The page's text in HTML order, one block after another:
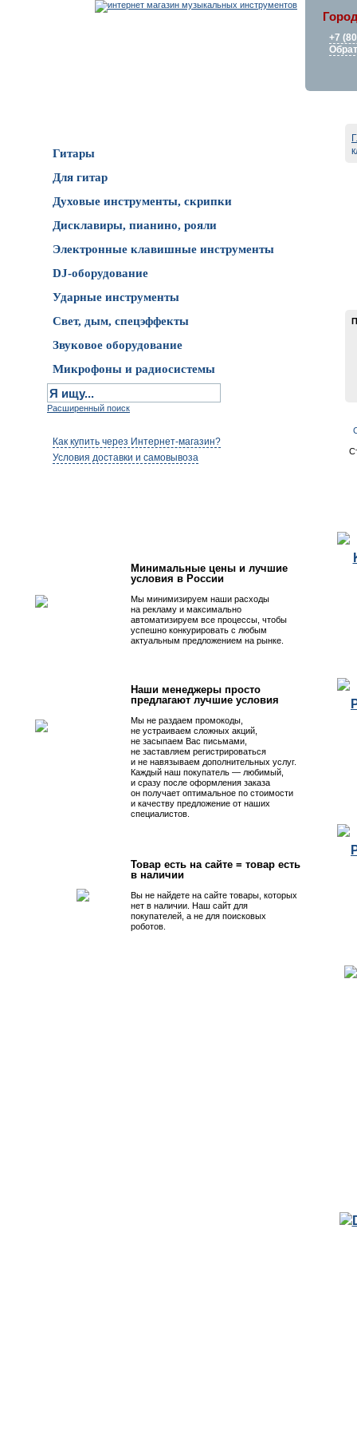
+7
Гитары
Для гитар
Духовые инструменты, скрипки
Дисклавиры, пианино, рояли
Электронные клавишные инструменты
DJ-оборудование
Ударные инструменты
Свет, дым, спецэффекты
Звуковое оборудование
Микрофоны и радиосистемы
Расширенный поиск
Как купить через Интернет-магазин?
Условия доставки и самовывоза
Минимальные цены и лучшие
условия в России
Мы минимизируем наши расходы
на рекламу и максимально
автоматизируем все процессы, чтобы
успешно конкурировать с любым
актуальным предложением на рынке.
Наши менеджеры просто
предлагают лучшие условия
Мы не раздаем промокоды,
не устраиваем сложных акций,
не засыпаем Вас письмами,
не заставляем регистрироваться
и не навязываем дополнительных услуг.
Каждый наш покупатель — любимый,
и сразу после оформления заказа
он получает оптимальное по стоимости
и качеству предложение от наших
специалистов.
Товар есть на сайте = товар есть
в наличии
Вы не найдете на сайте товары, которых
нет в наличии. Наш сайт для
покупателей, а не для поисковых
роботов.